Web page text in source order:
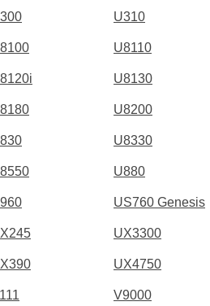
U310
U8110
U8130
U8200
U8330
U880
US760 Genesis
UX3300
UX4750
V9000